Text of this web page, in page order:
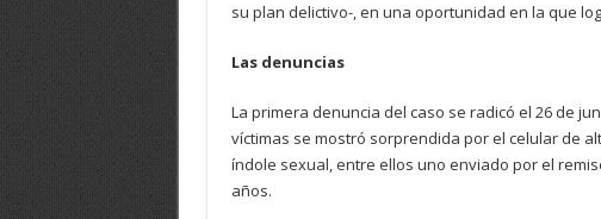
su plan delictivo-, en una oportunidad en la que
Las denuncias
La primera denuncia del caso se radicó el 26 de
víctimas se mostró sorprendida por el celular de
índole sexual, entre ellos uno enviado por el
años.